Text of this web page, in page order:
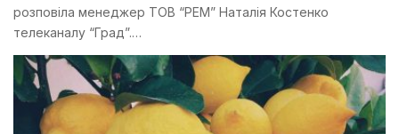
розповіла менеджер ТОВ “РЕМ” Наталія Костенко
телеканалу “Град”.…